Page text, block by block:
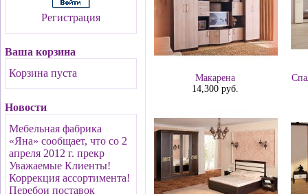
Регистрация
Ваша корзина
Корзина пуста
Новости
Мебельная фабрика
«Яна» сообщает, что со 2
апреля 2012 г. прекр
Уважаемые Клиенты!
Коррекция ассортимента!
Перебои поставок
Макарена
14,300 руб.